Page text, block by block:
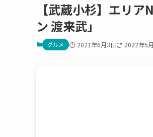
【武蔵小杉】エリ
ン 渡来武」
グルメ 2021年6月3日 2022年5